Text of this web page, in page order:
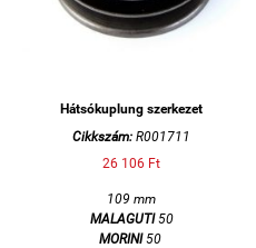
Hátsókuplung szerkezet
Cikkszám: R001711
26 106 Ft
109 mm
MALAGUTI50
MORINI 50